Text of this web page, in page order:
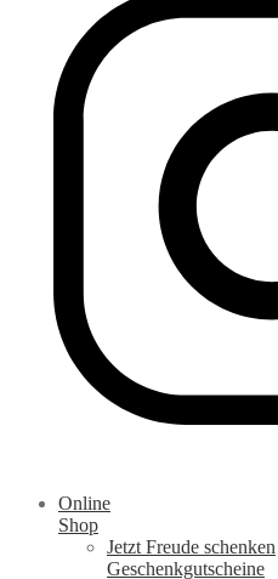
Online
Shop
Jetzt Freude schenken
Geschenkgutscheine